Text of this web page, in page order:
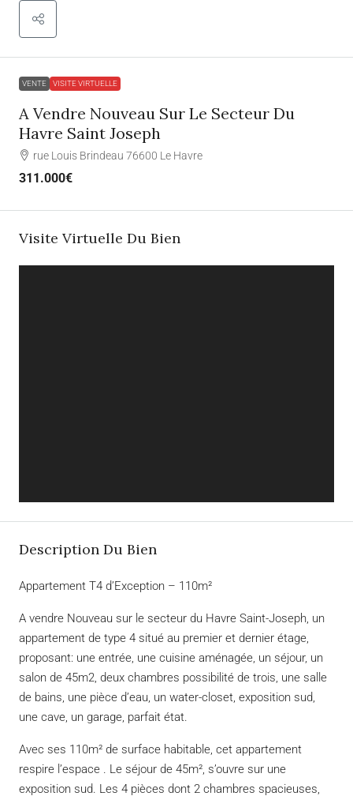
VENTE VISITE VIRTUELLE
A Vendre Nouveau Sur Le Secteur Du
Havre Saint Joseph
rue Louis Brindeau 76600 Le Havre
311.000€
Visite Virtuelle Du Bien
Description Du Bien
Appartement T4 d’Exception – 110m²
A vendre Nouveau sur le secteur du Havre Saint-Joseph, un
appartement de type 4 situé au premier et dernier étage,
proposant: une entrée, une cuisine aménagée, un séjour, un
salon de 45m2, deux chambres possibilité de trois, une salle
de bains, une pièce d’eau, un water-closet, exposition sud,
une cave, un garage, parfait état.
Avec ses 110m² de surface habitable, cet appartement
respire l’espace . Le séjour de 45m², s’ouvre sur une
exposition sud. Les 4 pièces dont 2 chambres spacieuses,